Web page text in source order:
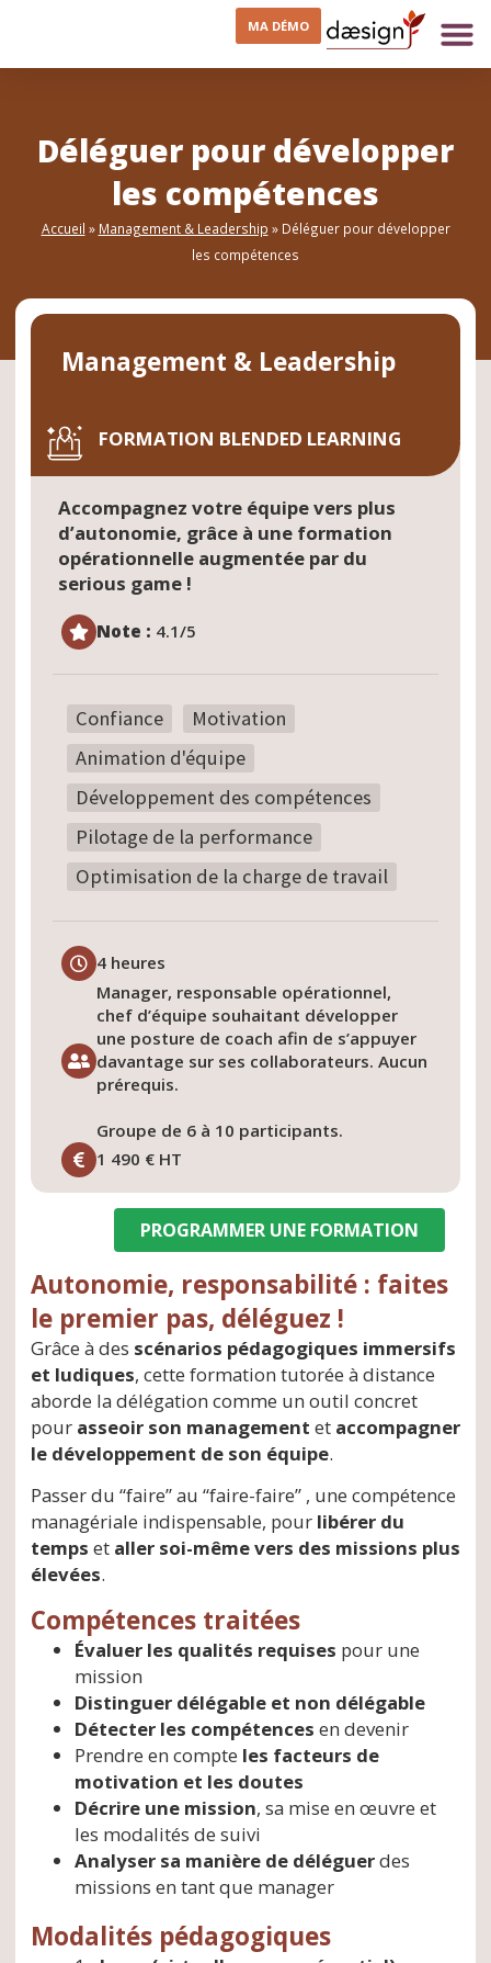
MA DÉMO
Déléguer pour développer
les compétences
Accueil » Management & Leadership » Déléguer pour développer
les compétences
Management & Leadership
FORMATION BLENDED LEARNING
Accompagnez votre équipe vers plus
d’autonomie, grâce à une formation
opérationnelle augmentée par du
serious game !
Note : 4.1/5
Confiance
Motivation
Animation d'équipe
Développement des compétences
Pilotage de la performance
Optimisation de la charge de travail
4 heures
Manager, responsable opérationnel,
chef d’équipe souhaitant développer
une posture de coach afin de s’appuyer
davantage sur ses collaborateurs. Aucun
prérequis.
Groupe de 6 à 10 participants.
1 490 € HT
PROGRAMMER UNE FORMATION
Autonomie, responsabilité : faites
le premier pas, déléguez !
Grâce à des scénarios pédagogiques immersifs
et ludiques, cette formation tutorée à distance
aborde la délégation comme un outil concret
pour asseoir son management et accompagner
le développement de son équipe.
Passer du “faire” au “faire-faire” , une compétence
managériale indispensable, pour libérer du
temps et aller soi-même vers des missions plus
élevées.
Compétences traitées
Évaluer les qualités requises pour une
mission
Distinguer délégable et non délégable
Détecter les compétences en devenir
Prendre en compte les facteurs de
motivation et les doutes
Décrire une mission, sa mise en œuvre et
les modalités de suivi
Analyser sa manière de déléguerdes
missions en tant que manager
Modalités pédagogiques